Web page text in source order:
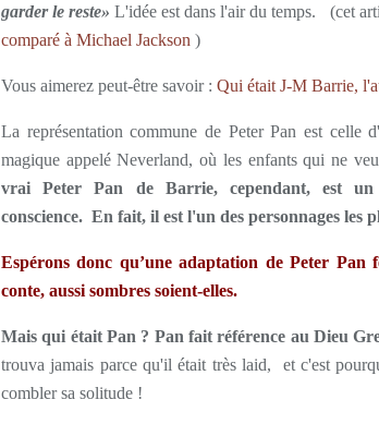
garder le reste» L'idée est dans l'air du temps. (cet
comparé à Michael Jackson )
Vous aimerez peut-être savoir : Qui était J-M Barrie,
La représentation commune de Peter Pan est celle
magique appelé Neverland, où les enfants qui ne
vrai Peter Pan de Barrie, cependant, est un
conscience. En fait, il est l'un des personnages les
Espérons donc qu’une adaptation de Peter
conte, aussi sombres soient-elles.
Mais qui était Pan ? Pan fait référence au Dieu
trouva jamais parce qu'il était très laid, et c'est
combler sa solitude !